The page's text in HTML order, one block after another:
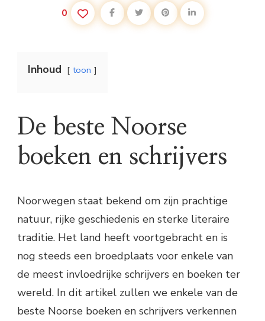
0
Inhoud toon
De beste Noorse
boeken en schrijvers
Noorwegen staat bekend om zijn prachtige
natuur, rijke geschiedenis en sterke literaire
traditie. Het land heeft voortgebracht en is
nog steeds een broedplaats voor enkele van
de meest invloedrijke schrijvers en boeken ter
wereld. In dit artikel zullen we enkele van de
beste Noorse boeken en schrijvers verkennen